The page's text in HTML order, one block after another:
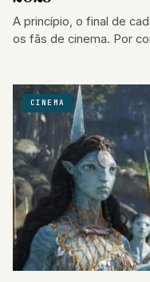
A princípio, o final de
os fãs de cinema. Por
CINEMA